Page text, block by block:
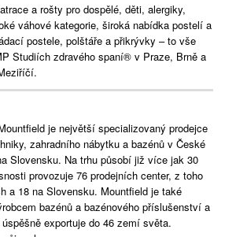
a rošty pro dospělé, děti, alergiky,
váhové kategorie, široká nabídka postelí a
postele, polštáře a přikrývky – to vše
Studiích zdravého spaní® v Praze, Brně a
je největší specializovaný prodejce
zahradního nábytku a bazénů v České
Slovensku. Na trhu působí již více jak 30
provozuje 76 prodejních center, z toho
a 18 na Slovensku. Mountfield je také
bazénů a bazénového příslušenství a
exportuje do 46 zemí světa.